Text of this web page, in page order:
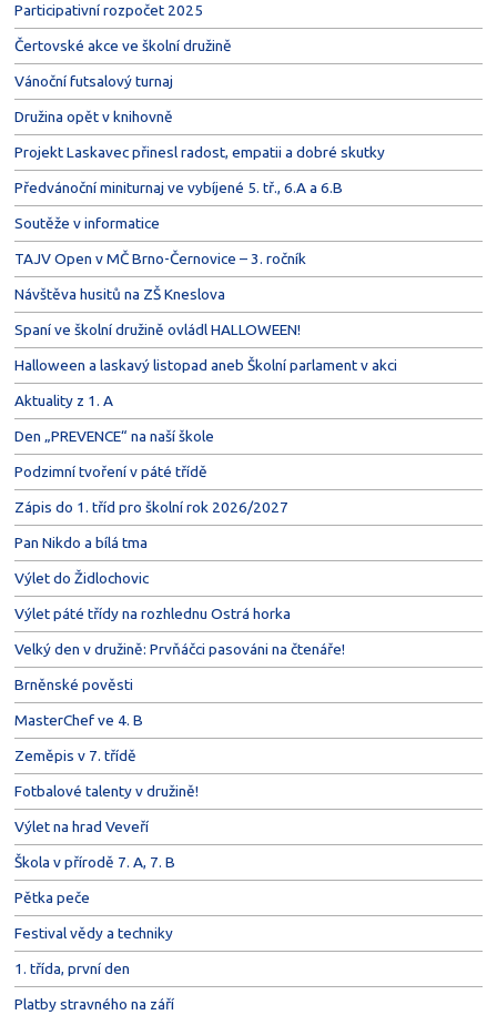
Participativní rozpočet 2025
Čertovské akce ve školní družině
Vánoční futsalový turnaj
Družina opět v knihovně
Projekt Laskavec přinesl radost, empatii a dobré skutky
Předvánoční miniturnaj ve vybíjené 5. tř., 6.A a 6.B
Soutěže v informatice
TAJV Open v MČ Brno-Černovice – 3. ročník
Návštěva husitů na ZŠ Kneslova
Spaní ve školní družině ovládl HALLOWEEN!
Halloween a laskavý listopad aneb Školní parlament v akci
Aktuality z 1. A
Den „PREVENCE“ na naší škole
Podzimní tvoření v páté třídě
Zápis do 1. tříd pro školní rok 2026/2027
Pan Nikdo a bílá tma
Výlet do Židlochovic
Výlet páté třídy na rozhlednu Ostrá horka
Velký den v družině: Prvňáčci pasováni na čtenáře!
Brněnské pověsti
MasterChef ve 4. B
Zeměpis v 7. třídě
Fotbalové talenty v družině!
Výlet na hrad Veveří
Škola v přírodě 7. A, 7. B
Pětka peče
Festival vědy a techniky
1. třída, první den
Platby stravného na září